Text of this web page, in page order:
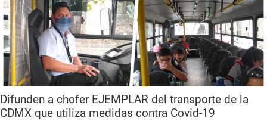
Difunden a chofer EJEMPLAR del transporte de la
CDMX que utiliza medidas contra Covid-19